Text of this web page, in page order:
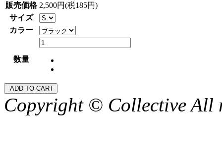
販売価格 2,500円(税185円)
サイズ
カラー
数量
Copyright © Collective All